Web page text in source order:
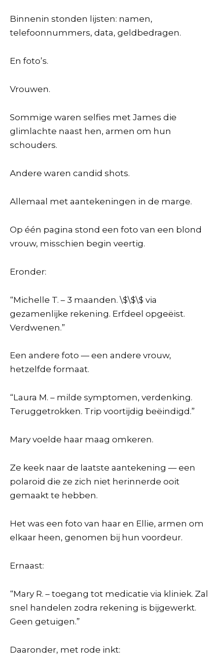
Binnenin stonden lijsten: namen,
telefoonnummers, data, geldbedragen.
En foto’s.
Vrouwen.
Sommige waren selfies met James die
glimlachte naast hen, armen om hun
schouders.
Andere waren candid shots.
Allemaal met aantekeningen in de marge.
Op één pagina stond een foto van een blond
vrouw, misschien begin veertig.
Eronder:
“Michelle T. – 3 maanden. \$\$\$ via
gezamenlijke rekening. Erfdeel opgeëist.
Verdwenen.”
Een andere foto — een andere vrouw,
hetzelfde formaat.
“Laura M. – milde symptomen, verdenking.
Teruggetrokken. Trip voortijdig beëindigd.”
Mary voelde haar maag omkeren.
Ze keek naar de laatste aantekening — een
polaroid die ze zich niet herinnerde ooit
gemaakt te hebben.
Het was een foto van haar en Ellie, armen om
elkaar heen, genomen bij hun voordeur.
Ernaast:
“Mary R. – toegang tot medicatie via kliniek. Zal
snel handelen zodra rekening is bijgewerkt.
Geen getuigen.”
Daaronder, met rode inkt: